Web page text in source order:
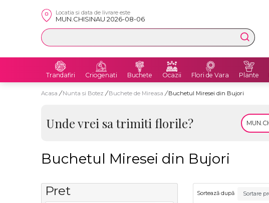
Locatia si data de livrare este
MUN.CHISINAU 2026-08-06
Trandafiri Criogenati Buchete Ocazii Flori de Vara Plante
Acasa / Nunta si Botez / Buchete de Mireasa / Buchetul Miresei din Bujori
Unde vrei sa trimiti florile?
Buchetul Miresei din Bujori
Pret Sortează după